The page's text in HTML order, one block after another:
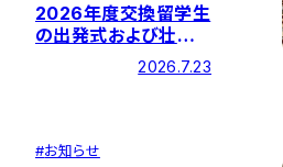
2026年度交換留学生
の出発式および壮行
会が開催されました－
27カ国・地域に留学
2026.7.23
#お知らせ